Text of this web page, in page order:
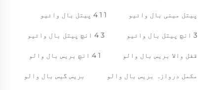
پیتل مینی بال وائیو 1 1 4 پیتل بال وائیو
3 انچ پیتل بال وائیو 3 4 انچ پیتل بال وائیو
قفل والا بریس بال والو 1 4 انچ بریس بال والو
مکمل دروازہ بریس بال والو بریس گیس بال والو